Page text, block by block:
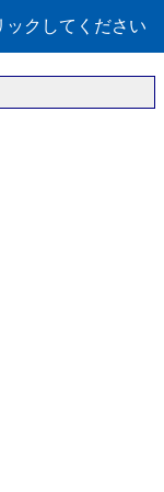
ックしてください